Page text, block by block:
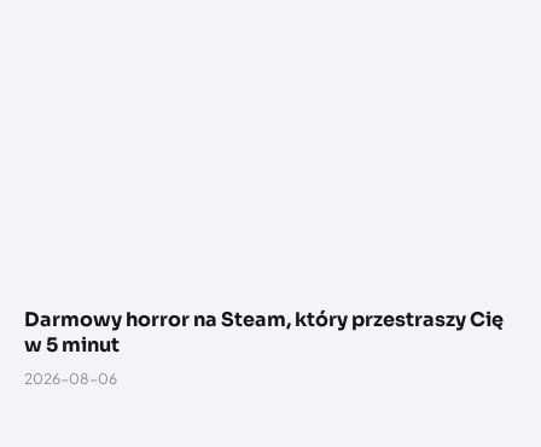
Darmowy horror na Steam, który przestraszy Cię
w 5 minut
2026-08-06